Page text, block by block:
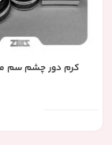
کرم دور چشم سم